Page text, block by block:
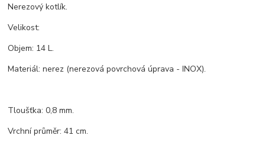
Nerezový kotlík.
Velikost:
Objem: 14 L.
Materiál: nerez (nerezová povrchová úprava - INOX).
Tloušťka: 0,8 mm.
Vrchní průměr: 41 cm.